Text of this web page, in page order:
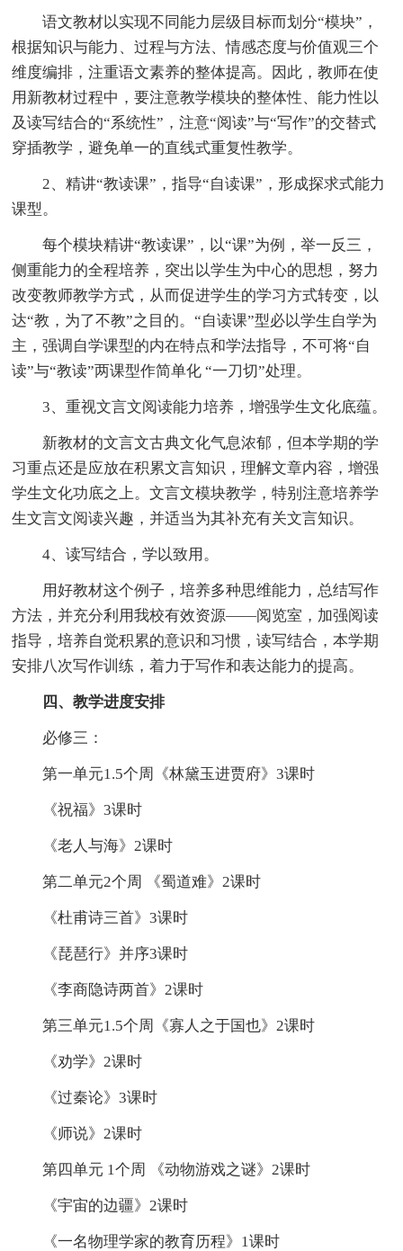
语文教材以实现不同能力层级目标而划分“模块”，
根据知识与能力、过程与方法、情感态度与价值观三个
维度编排，注重语文素养的整体提高。因此，教师在使
用新教材过程中，要注意教学模块的整体性、能力性以
及读写结合的“系统性”，注意“阅读”与“写作”的交替式
穿插教学，避免单一的直线式重复性教学。
2、精讲“教读课”，指导“自读课”，形成探求式能力
课型。
每个模块精讲“教读课”，以“课”为例，举一反三，
侧重能力的全程培养，突出以学生为中心的思想，努力
改变教师教学方式，从而促进学生的学习方式转变，以
达“教，为了不教”之目的。“自读课”型必以学生自学为
主，强调自学课型的内在特点和学法指导，不可将“自
读”与“教读”两课型作简单化 “一刀切”处理。
3、重视文言文阅读能力培养，增强学生文化底蕴。
新教材的文言文古典文化气息浓郁，但本学期的学
习重点还是应放在积累文言知识，理解文章内容，增强
学生文化功底之上。文言文模块教学，特别注意培养学
生文言文阅读兴趣，并适当为其补充有关文言知识。
4、读写结合，学以致用。
用好教材这个例子，培养多种思维能力，总结写作
方法，并充分利用我校有效资源——阅览室，加强阅读
指导，培养自觉积累的意识和习惯，读写结合，本学期
安排八次写作训练，着力于写作和表达能力的提高。
四、教学进度安排
必修三：
第一单元1.5个周《林黛玉进贾府》3课时
《祝福》3课时
《老人与海》2课时
第二单元2个周 《蜀道难》2课时
《杜甫诗三首》3课时
《琵琶行》并序3课时
《李商隐诗两首》2课时
第三单元1.5个周《寡人之于国也》2课时
《劝学》2课时
《过秦论》3课时
《师说》2课时
第四单元 1个周 《动物游戏之谜》2课时
《宇宙的边疆》2课时
《一名物理学家的教育历程》1课时